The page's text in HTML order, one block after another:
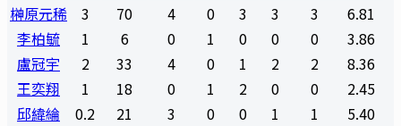
榊原元稀
3 70 4 0 3 3 3
6.81
李柏毓
1 6 0 1 0 0 0
3.86
盧冠宇
2 33 4 0 1 2 2
8.36
王奕翔
1 18 0 1 2 0 0
2.45
邱緯綸
0.2 21 3 0 0 1 1
5.40